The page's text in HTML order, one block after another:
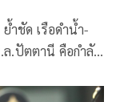
ำชัด เรือดำน้ำ-
ล.ปัตตานี คือกำลัง